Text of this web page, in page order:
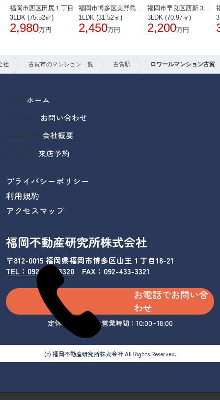
福岡市西区田尻１丁目
3LDK (75.52㎡)
2,980万円
1LDK (31.52㎡)
2,450万円
3LDK (70.97㎡)
2,200万円
社 古賀市のマンション一覧 古賀駅 ロワールマンション古賀
HOMEホーム
CONTACTお問い合わせ
ABOUT US会社概要
RESERVE来店予約
プライバシーポリシー
利用規約
アクセスマップ
福岡不動産研究所株式会社
〒812-0015 福岡県福岡市博多区山王１丁目18-21
TEL：092-433-3320/ FAX：092-433-3321
お電話でお問い合
わせ
定休日：水曜日 営業時間：10:00~18:00
(c) 福岡不動産研究所株式会社 All Rights Reserved.